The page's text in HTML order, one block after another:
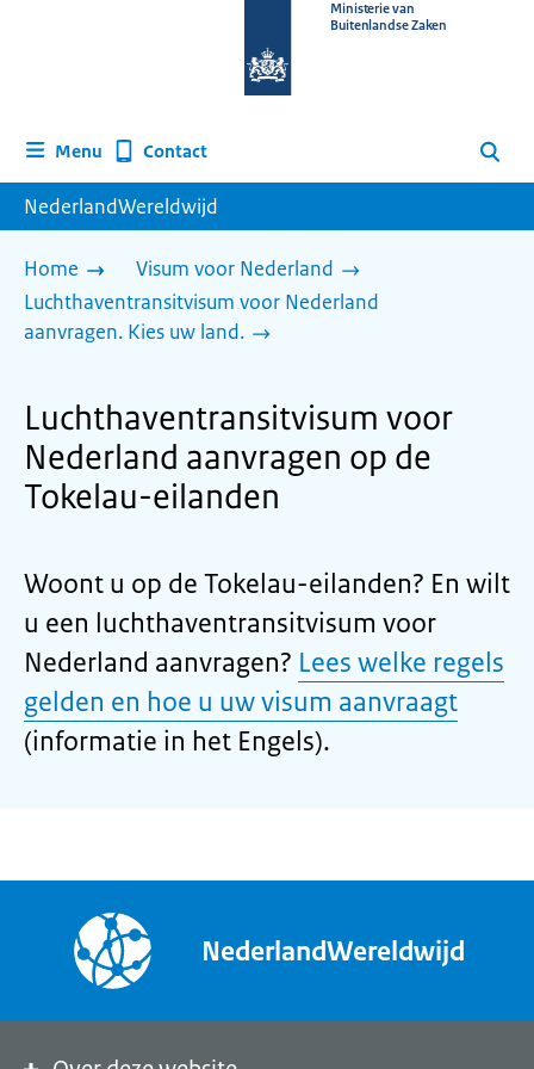
homepage
Ministerie van
Buitenlandse Zaken
Menu Contact Zoeken
NederlandWereldwijd
Home
Visum voor Nederland
Luchthaventransitvisum voor Nederland
aanvragen. Kies uw land.
Luchthaventransitvisum voor
Nederland aanvragen op de
Tokelau-eilanden
Woont u op de Tokelau-eilanden? En wilt
u een luchthaventransitvisum voor
Nederland aanvragen? Lees welke regels
gelden en hoe u uw visum aanvraagt
(informatie in het Engels).
NederlandWereldwijd